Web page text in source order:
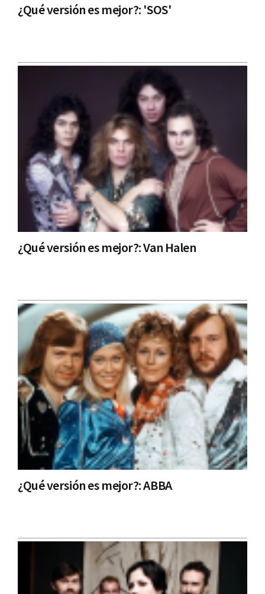
¿Qué versión es mejor?: 'SOS'
¿Qué versión es mejor?: Van Halen
¿Qué versión es mejor?: ABBA